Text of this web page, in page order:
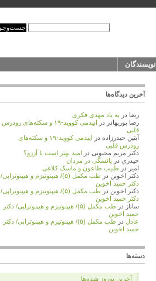
نویسندگان
آخرین دیدگاه‌ها
رضا در به ‌یاد مهدی فکری
رضا پوربهادر در
اپیدمی کووید-۱۹ و سکته‌های زودرس
قلبی
آبتین حیدرزاده در
اپیدمی کووید-۱۹ و سکته‌های
زودرس قلبی
دکتر مریم محبوبی در امید بهتر است یا آرزو؟
حيدري در یائسگی در مردان
امیر در طبیب طاعون و ماسک کلاغی
دکتر اخوین در
طب مکمل (۵)/ هیپنوتیزم و هیپنوتراپی/
دکتر حمید اخوین
دکتر اخوین در
طب مکمل (۵)/ هیپنوتیزم و هیپنوتراپی/
دکتر حمید اخوین
ساناز در
طب مکمل (۵)/ هیپنوتیزم و هیپنوتراپی/ دکتر
حمید اخوین
عادل در
طب مکمل (۵)/ هیپنوتیزم و هیپنوتراپی/ دکتر
حمید اخوین
دسته‌ها
آخرین به‌روز شده‌ها